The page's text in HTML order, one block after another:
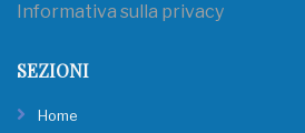
Informativa sulla privacy
SEZIONI
Home